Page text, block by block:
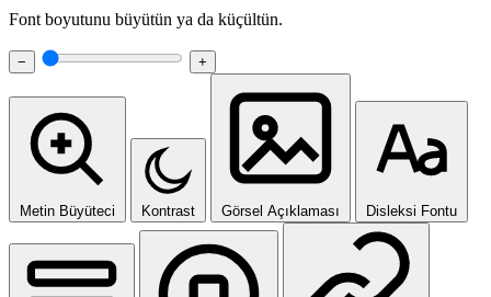
Font boyutunu büyütün ya da küçültün.
− +
Metin Büyüteci Kontrast Görsel Açıklaması Disleksi Fontu